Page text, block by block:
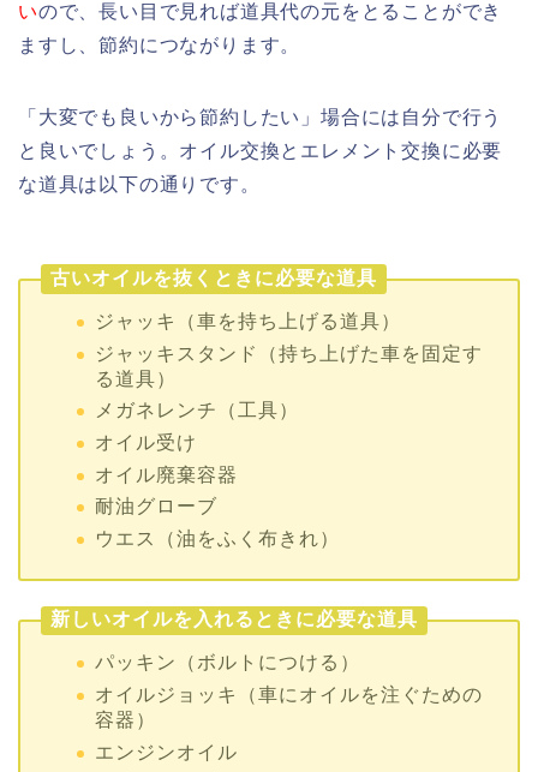
いので、長い目で見れば道具代の元をとることができ
ますし、節約につながります。
「大変でも良いから節約したい」場合には自分で行う
と良いでしょう。オイル交換とエレメント交換に必要
な道具は以下の通りです。
古いオイルを抜くときに必要な道具
ジャッキ（車を持ち上げる道具）
ジャッキスタンド（持ち上げた車を固定す
る道具）
メガネレンチ（工具）
オイル受け
オイル廃棄容器
耐油グローブ
ウエス（油をふく布きれ）
新しいオイルを入れるときに必要な道具
パッキン（ボルトにつける）
オイルジョッキ（車にオイルを注ぐための
容器）
エンジンオイル